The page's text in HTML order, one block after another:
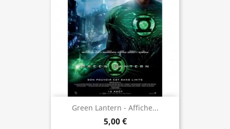
Green Lantern - Affiche...
5,00 €